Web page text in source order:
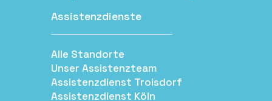
Assistenzdienste
Alle Standorte
Unser Assistenzteam
Assistenzdienst Troisdorf
Assistenzdienst Köln